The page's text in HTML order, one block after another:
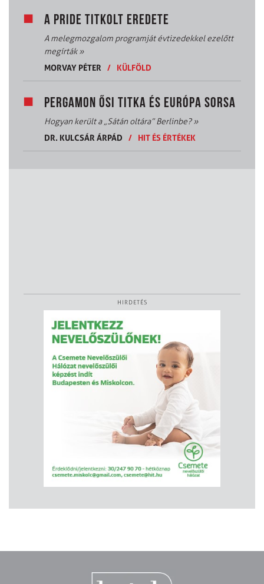
A PRIDE TITKOLT EREDETE
A melegmozgalom programját évtizedekkel ezelőtt
megírták»
MORVAY PÉTER
/ KÜLFÖLD
PERGAMON ŐSI TITKA ÉS EURÓPA SORSA
Hogyan került a „Sátán oltára” Berlinbe?»
DR. KULCSÁR ÁRPÁD
/ HIT ÉS ÉRTÉKEK
HIRDETÉS